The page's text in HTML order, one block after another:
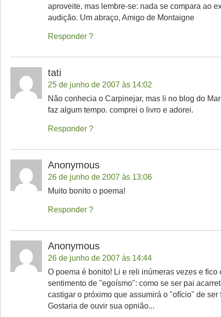
aproveite, mas lembre-se: nada se compara ao
audição. Um abraço, Amigo de Montaigne
Responder
tati
25 de junho de 2007 às 14:02
Não conhecia o Carpinejar, mas li no blog do
faz algum tempo. comprei o livro e adorei.
Responder
Anonymous
26 de junho de 2007 às 13:06
Muito bonito o poema!
Responder
Anonymous
26 de junho de 2007 às 14:44
O poema é bonito! Li e reli inúmeras vezes e fico
sentimento de "egoísmo": como se ser pai
castigar o próximo que assumirá o "ofício" de ser
Gostaria de ouvir sua opnião...